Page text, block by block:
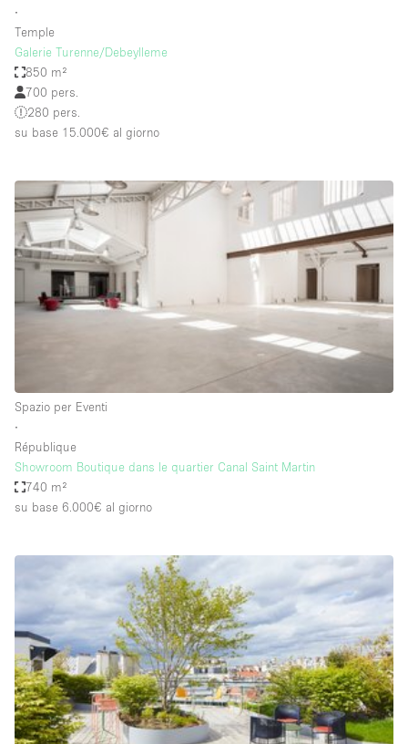
Sala conferenze
Sala riunioni
Salone
Spazio creativo
Spazio per Eventi
Spazio pubblicitario
Spazio unico
Stand / Bancarella
Stand / Chiosco / Stand
Terrazzo
Villa / Casa
Accesso per disabili
Ampia Porta d'Ingresso
Animals Friendly
Aria condizionata
Arredamento
Ascensore
∙
Temple
Galerie Turenne/Debeylleme
850 m²
700 pers.
280 pers.
su base 15.000€ al giorno
Spazio per Eventi
∙
République
Showroom Boutique dans le quartier Canal Saint Martin
740 m²
su base 6.000€ al giorno